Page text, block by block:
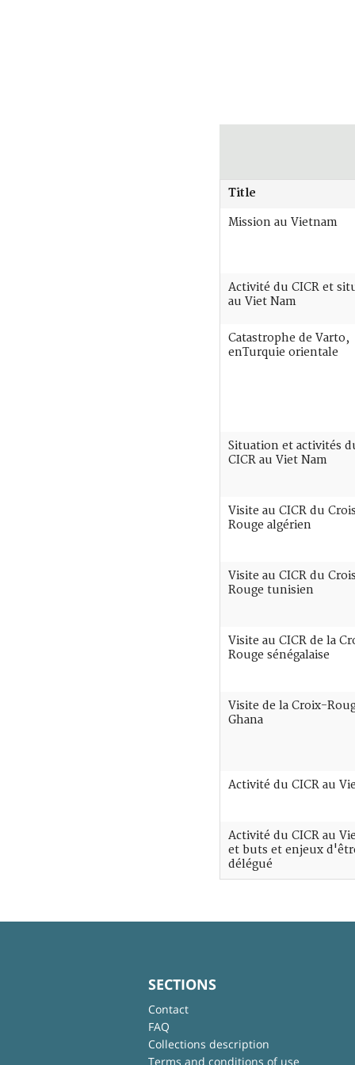
Title
Mission au Vietnam
Activité du CICR et
au Viet Nam
Catastrophe de Varto,
enTurquie orientale
Situation et activités
CICR au Viet Nam
Visite au CICR du
Rouge algérien
Visite au CICR du
Rouge tunisien
Visite au CICR de la
Rouge sénégalaise
Visite de la Croix-
Ghana
Activité du CICR au
Activité du CICR au
et buts et enjeux
délégué
SECTIONS
Contact
FAQ
Collections description
Terms and conditions of use